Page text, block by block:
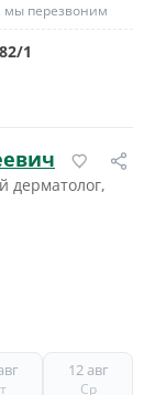
мы перезвоним
1
дерматолог,
12 авг
Ср